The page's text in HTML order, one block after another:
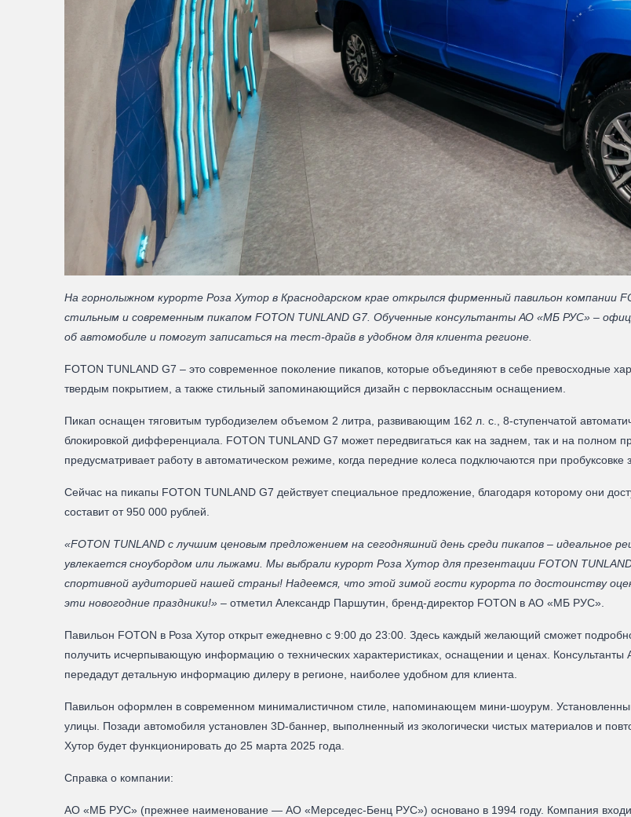
На горнолыжном курорте Роза Хутор в Краснодарском крае открылся фирменный павильон компании
стильным и современным пикапом FOTON TUNLAND G7. Обученные консультанты АО «МБ РУС» –
об автомобиле и помогут записаться на тест-драйв в удобном для клиента регионе.
FOTON TUNLAND G7 – это современное поколение пикапов, которые объединяют в себе превосходные
твердым покрытием, а также стильный запоминающийся дизайн с первоклассным оснащением.
Пикап оснащен тяговитым турбодизелем объемом 2 литра, развивающим 162 л. с., 8-ступенчатой
блокировкой дифференциала. FOTON TUNLAND G7 может передвигаться как на заднем, так и на полном
предусматривает работу в автоматическом режиме, когда передние колеса подключаются при пробуксовке
Сейчас на пикапы FOTON TUNLAND G7 действует специальное предложение, благодаря которому они
составит от 950 000 рублей.
«FOTON TUNLAND с лучшим ценовым предложением на сегодняшний день среди пикапов – идеальное
увлекается сноубордом или лыжами. Мы выбрали курорт Роза Хутор для презентации FOTON
спортивной аудиторией нашей страны! Надеемся, что этой зимой гости курорта по достоинству
эти новогодние праздники!» – отметил Александр Паршутин, бренд-директор FOTON в АО «МБ РУС».
Павильон FOTON в Роза Хутор открыт ежедневно с 9:00 до 23:00. Здесь каждый желающий сможет
получить исчерпывающую информацию о технических характеристиках, оснащении и ценах.
передадут детальную информацию дилеру в регионе, наиболее удобном для клиента.
Павильон оформлен в современном минималистичном стиле, напоминающем мини-шоурум.
улицы. Позади автомобиля установлен 3D-баннер, выполненный из экологически чистых материалов и
Хутор будет функционировать до 25 марта 2025 года.
Справка о компании:
АО «МБ РУС» (прежнее наименование — AO «Мерседес-Бенц PУC») основано в 1994 году. Компания